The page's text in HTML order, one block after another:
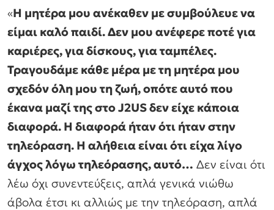
«Η μητέρα μου ανέκαθεν με συμβούλευε να
είμαι καλό παιδί. Δεν μου ανέφερε ποτέ για
καριέρες, για δίσκους, για ταμπέλες.
Τραγουδάμε κάθε μέρα με τη μητέρα μου
σχεδόν όλη μου τη ζωή, οπότε αυτό που
έκανα μαζί της στο J2US δεν είχε κάποια
διαφορά. Η διαφορά ήταν ότι ήταν στην
τηλεόραση. Η αλήθεια είναι ότι είχα λίγο
άγχος λόγω τηλεόρασης, αυτό… Δεν είναι ότι
λέω όχι συνεντεύξεις, απλά γενικά νιώθω
άβολα έτσι κι αλλιώς με την τηλεόραση, απλά